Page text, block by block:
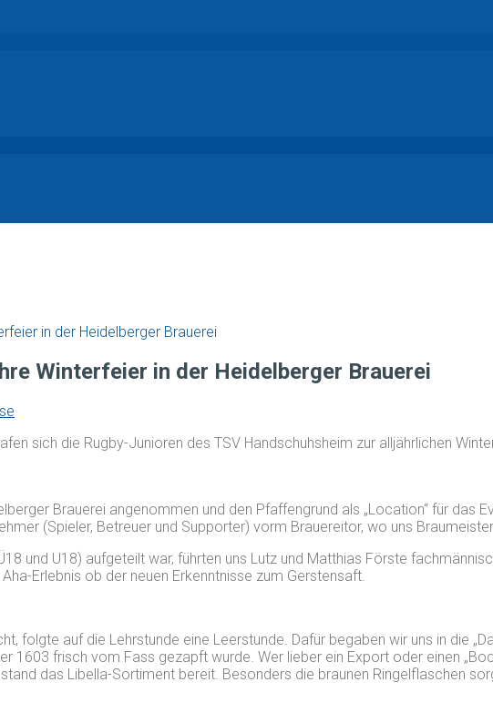
in der Heidelberger Brauerei
Winterfeier in der Heidelberger Brauerei
sich die Rugby-Junioren des TSV Handschuhsheim zur alljährlichen
Brauerei angenommen und den Pfaffengrund als „Location“ für das
(Spieler, Betreuer und Supporter) vorm Brauereitor, wo uns
und U18) aufgeteilt war, führten uns Lutz und Matthias Förste
Erlebnis ob der neuen Erkenntnisse zum Gerstensaft.
folgte auf die Lehrstunde eine Leerstunde. Dafür begaben wir uns in die
1603 frisch vom Fass gezapft wurde. Wer lieber ein Export oder einen
das Libella-Sortiment bereit. Besonders die braunen Ringelflaschen